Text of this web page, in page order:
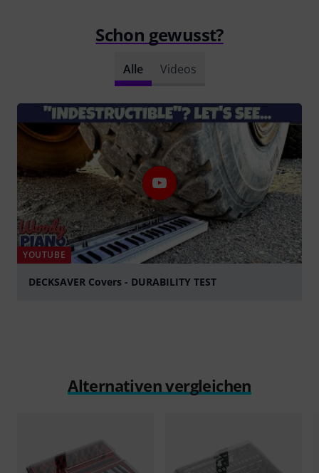
Schon gewusst?
Alle Videos
YOUTUBE
DECKSAVER Covers - DURABILITY TEST
Alternativen vergleichen